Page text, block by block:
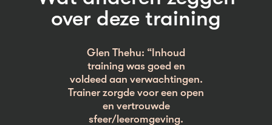
over deze training
Glen Thehu: “Inhoud
training was goed en
voldeed aan verwachtingen.
Trainer zorgde voor een open
en vertrouwde
sfeer/leeromgeving.